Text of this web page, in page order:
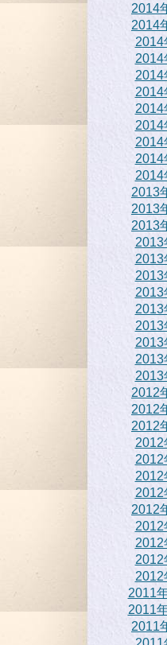
2014
2014
2014
2014
2014
2014
2014
2014
2014
2014
2014
2013
2013
2013
2013
2013
2013
2013
2013
2013
2013
2013
2013
2012
2012
2012
2012
2012
2012
2012
2012
2012
2012
2012
2012
2011
2011
2011